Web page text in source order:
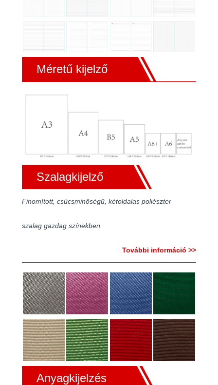
Méretű kijelző
Szalagkijelző
Finomított, csúcsminőségű, kétoldalas poliészter
szalag gazdag színekben.
További információ >>
Anyagkijelzés